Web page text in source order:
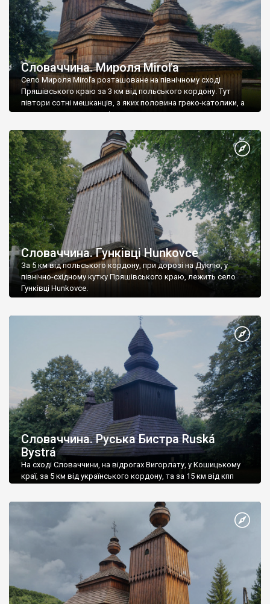
Словаччина. Мироля Miroľa
Село Мироля Miroľa розташоване на північному сході
Пряшівського краю за 3 км від польського кордону. Тут
півтори сотні мешканців, з яких половина греко-католики, а
половина - православні.
Словаччина. Гунківці Hunkovce
За 5 км від польського кордону, при дорозі на Дуклю, у
північно-східному кутку Пряшівського краю, лежить село
Гунківці Hunkovce.
Словаччина. Руська Бистра Ruská
Bystrá
На сході Словаччини, на відрогах Вигорлату, у Кошицькому
краї, за 5 км від українського кордону, та за 15 км від кпп